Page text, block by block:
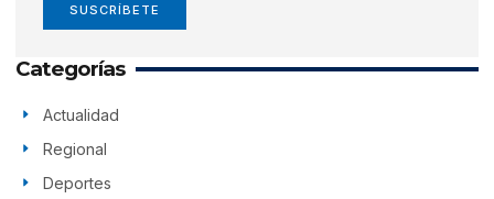
SUSCRÍBETE
Categorías
Actualidad
Regional
Deportes